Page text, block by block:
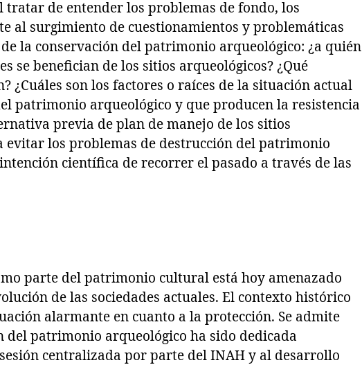
tratar de entender los problemas de fondo, los
al surgimiento de cuestionamientos y problemáticas
la conservación del patrimonio arqueológico: ¿a quién
se benefician de los sitios arqueológicos? ¿Qué
¿Cuáles son los factores o raíces de la situación actual
patrimonio arqueológico y que producen la resistencia
previa de plan de manejo de los sitios
evitar los problemas de destrucción del patrimonio
científica de recorrer el pasado a través de las
parte del patrimonio cultural está hoy amenazado
de las sociedades actuales. El contexto histórico
alarmante en cuanto a la protección. Se admite
del patrimonio arqueológico ha sido dedicada
centralizada por parte del INAH y al desarrollo